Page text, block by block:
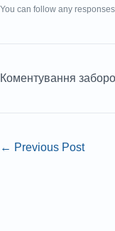
You can follow any
Коментування
← Previous Post